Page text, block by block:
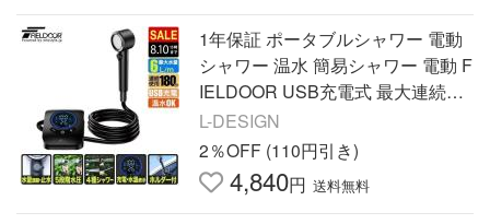
1年保証 ポータブルシャワー 電動
シャワー 温水 簡易シャワー 電動 F
IELDOOR USB充電式 最大連続18
0分 アウトドア キャンプ 海 災害用
携帯シャワー 送料無料
L-DESIGN
2％OFF (110円引き)
4,840円 送料無料